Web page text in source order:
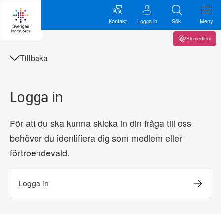
Kontakt Logga in Sök Meny
Bli medlem
Tillbaka
Logga in
För att du ska kunna skicka in din fråga till oss
behöver du identifiera dig som medlem eller
förtroendevald.
Logga in